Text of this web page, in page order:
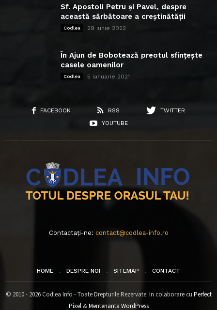
Sf. Apostoli Petru și Pavel, despre
această sărbătoare a creștinătății
Codlea 29 iunie 2022
În Ajun de Bobotează preotul sfințește
casele oamenilor
Codlea 5 ianuarie 2021
FACEBOOK RSS
TWITTER
YOUTUBE
Contactați-ne: contact@codlea-info.ro
HOME DESPRE NOI SITEMAP CONTACT
© 2010 - 2026 Codlea Info - Toate Drepturile Rezervate. In colaborare cu Perfect
Pixel&Mentenanta WordPress